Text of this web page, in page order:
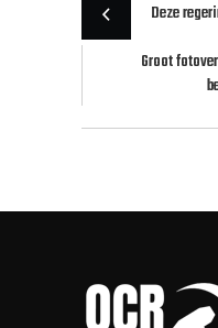
Deze
Groot